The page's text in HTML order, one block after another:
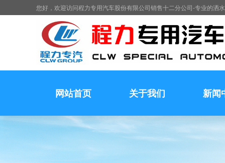
您好，欢迎访问程力专用汽车股份有限公司销售十二分公司-专业的洒
网站首页 关于我们 新闻